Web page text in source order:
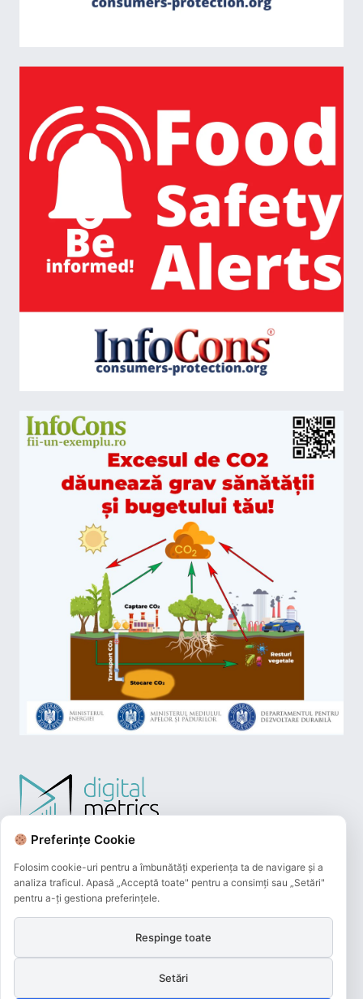
Plățile online efectuate pe acest site
sunt procesate de către Netopia Payments
și beneficiază de 3D-Secure.
Preferințe Cookie
Folosim cookie-uri pentru a îmbunătăți experiența ta de navigare și a
analiza traficul. Apasă „Acceptă toate" pentru a consimți sau „Setări"
pentru a-ți gestiona preferințele.
Respinge toate
Setări